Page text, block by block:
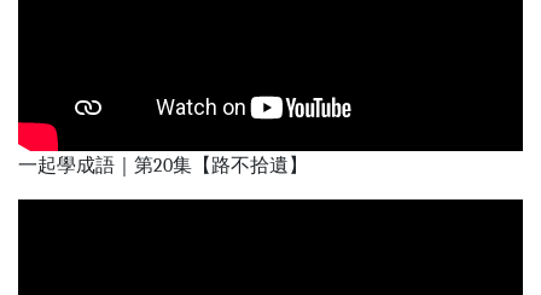
一起學成語｜第20集【路不拾遺】